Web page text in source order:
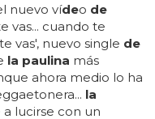
nuevo vídeo de
vas... cuando te
vas', nuevo single de
la paulina más
ahora medio lo ha
la
lucirse con un